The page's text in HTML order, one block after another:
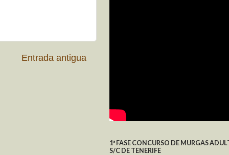
Entrada antigua
1ª FASE CONCURSO DE MURGAS
S/C DE TENERIFE